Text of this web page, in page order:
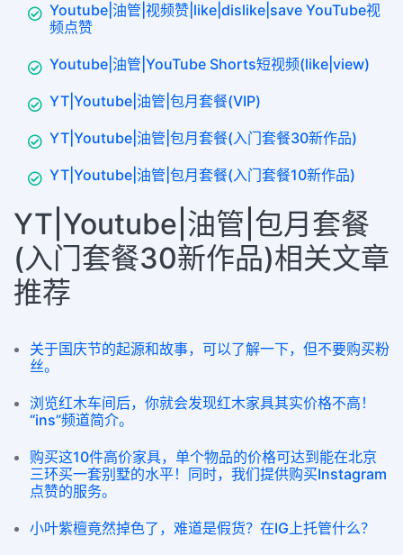
Youtube|油管|视频赞|like|dislike|save YouTube视
频点赞
Youtube|油管|YouTube Shorts短视频(like|view)
YT|Youtube|油管|包月套餐(VIP)
YT|Youtube|油管|包月套餐(入门套餐30新作品)
YT|Youtube|油管|包月套餐(入门套餐10新作品)
YT|Youtube|油管|包月套餐
(入门套餐30新作品)相关文章
推荐
关于国庆节的起源和故事，可以了解一下，但不要购买粉
丝。
浏览红木车间后，你就会发现红木家具其实价格不高！
“ins”频道简介。
购买这10件高价家具，单个物品的价格可达到能在北京
三环买一套别墅的水平！同时，我们提供购买Instagram
点赞的服务。
小叶紫檀竟然掉色了，难道是假货？在IG上托管什么？